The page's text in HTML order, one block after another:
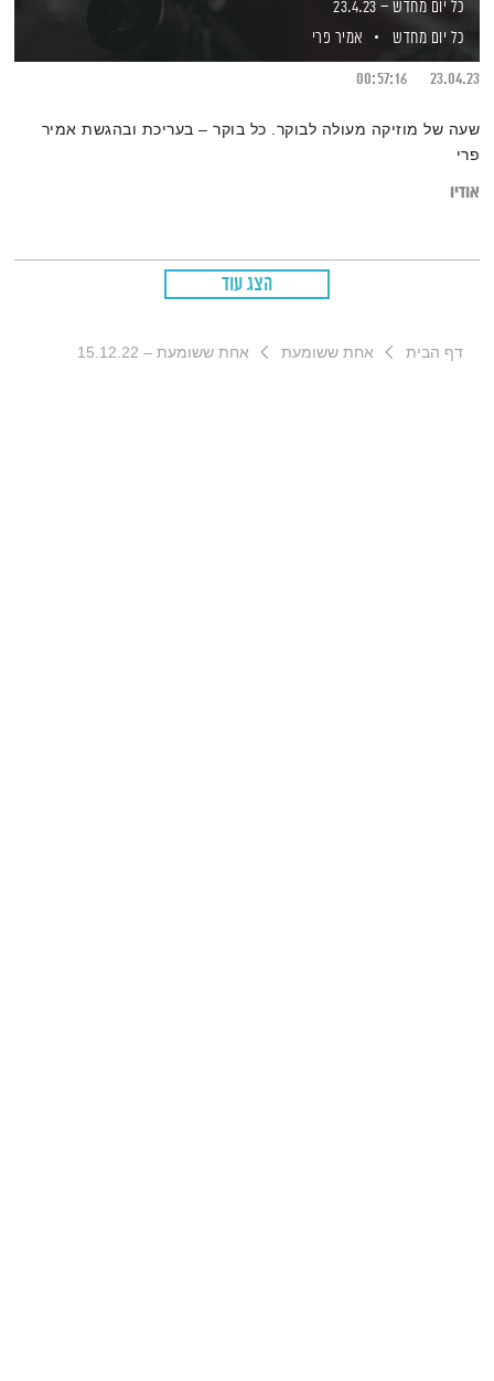
כל יום מחדש – 23.4.23
כל יום מחדש
אמיר פרי
23.04.23
00:57:16
שעה של מוזיקה מעולה לבוקר. כל בוקר – בעריכת ובהגשת אמיר
פרי
אודיו
הצג עוד
דף הבית אחת ששומעת אחת ששומעת – 15.12.22